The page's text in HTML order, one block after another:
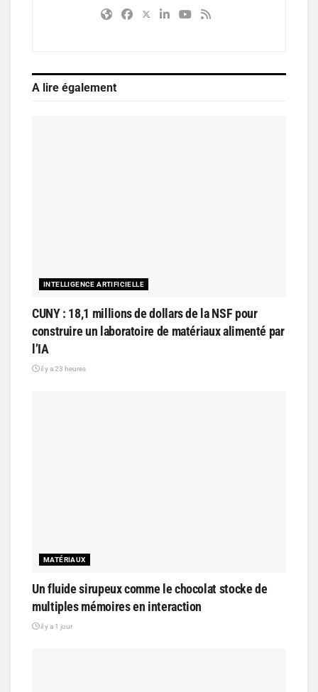
A lire également
INTELLIGENCE ARTIFICIELLE
CUNY : 18,1 millions de dollars de la NSF pour
construire un laboratoire de matériaux alimenté par
l’IA
il y a 23 heures
MATÉRIAUX
Un fluide sirupeux comme le chocolat stocke de
multiples mémoires en interaction
il y a 1 jour